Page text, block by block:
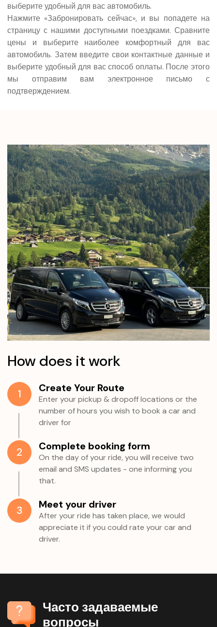
выберите удобный для вас автомобиль.
Нажмите «Забронировать сейчас», и вы попадете на
страницу с нашими доступными поездками. Сравните
цены и выберите наиболее комфортный для вас
автомобиль. Затем введите свои контактные данные и
выберите удобный для вас способ оплаты. После этого
мы отправим вам электронное письмо с
подтверждением.
How does it work
1 Create Your Route
Enter your pickup & dropoff locations or the
number of hours you wish to book a car and
driver for
2 Complete booking form
On the day of your ride, you will receive two
email and SMS updates - one informing you
that.
3 Meet your driver
After your ride has taken place, we would
appreciate it if you could rate your car and
driver.
Часто задаваемые
вопросы